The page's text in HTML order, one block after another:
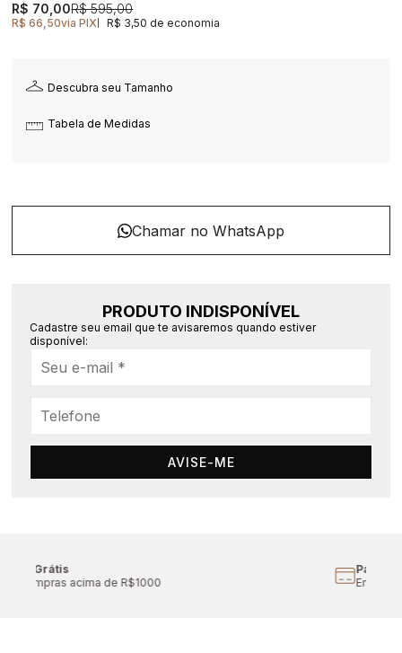
R$ 66,50via PIX R$ 3,50 de economia
R$ 595,00
R$ 70,00
Descubra seu Tamanho
Tabela de Medidas
PRODUTO INDISPONÍVEL
Cadastre seu email que te avisaremos quando estiver
disponível:
AVISE-ME